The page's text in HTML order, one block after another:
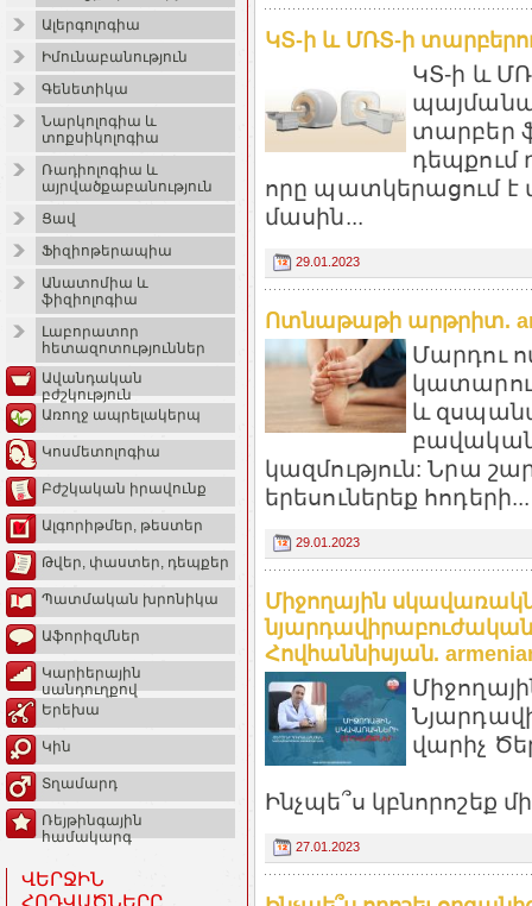
Ալերգոլոգիա
Իմունաբանություն
Գենետիկա
Նարկոլոգիա և
տոքսիկոլոգիա
Ռադիոլոգիա և
այրվածքաբանություն
Ցավ
Ֆիզիոթերապիա
Անատոմիա և
ֆիզիոլոգիա
Լաբորատոր
հետազոտություններ
Ավանդական
բժշկություն
Առողջ ապրելակերպ
Կոսմետոլոգիա
Բժշկական իրավունք
Ալգորիթմեր, թեստեր
Թվեր, փաստեր, դեպքեր
Պատմական խրոնիկա
Աֆորիզմներ
Կարիերային
սանդուղքով
Երեխա
Կին
Տղամարդ
Ռեյթինգային
համակարգ
ՎԵՐՋԻՆ
ԿՏ-ի և ՄՌՏ-ի
ԿՏ-ի և
տարբեր
դեպքում
որը պատկերացում է
մասին...
29.01.2023
Ոտնաթաթի արթրիտ.
Մարդու
և
կազմություն: Նրա
երեսուներեք հոդերի...
29.01.2023
Միջողային
նյարդավիրաբուժական
Հովհաննիսյան.
վարիչ
Ինչպե՞ս կբնորոշեք
27.01.2023